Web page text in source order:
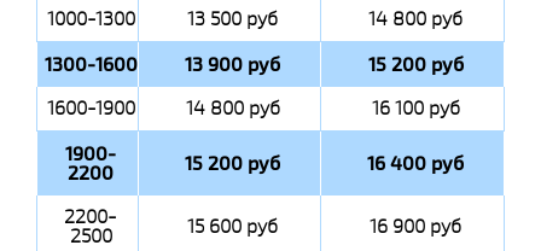
1000-1300 13 500 руб 14 800 руб
1300-1600 13 900 руб 15 200 руб
1600-1900 14 800 руб 16 100 руб
1900-
2200 15 200 руб 16 400 руб
2200-
2500 15 600 руб 16 900 руб